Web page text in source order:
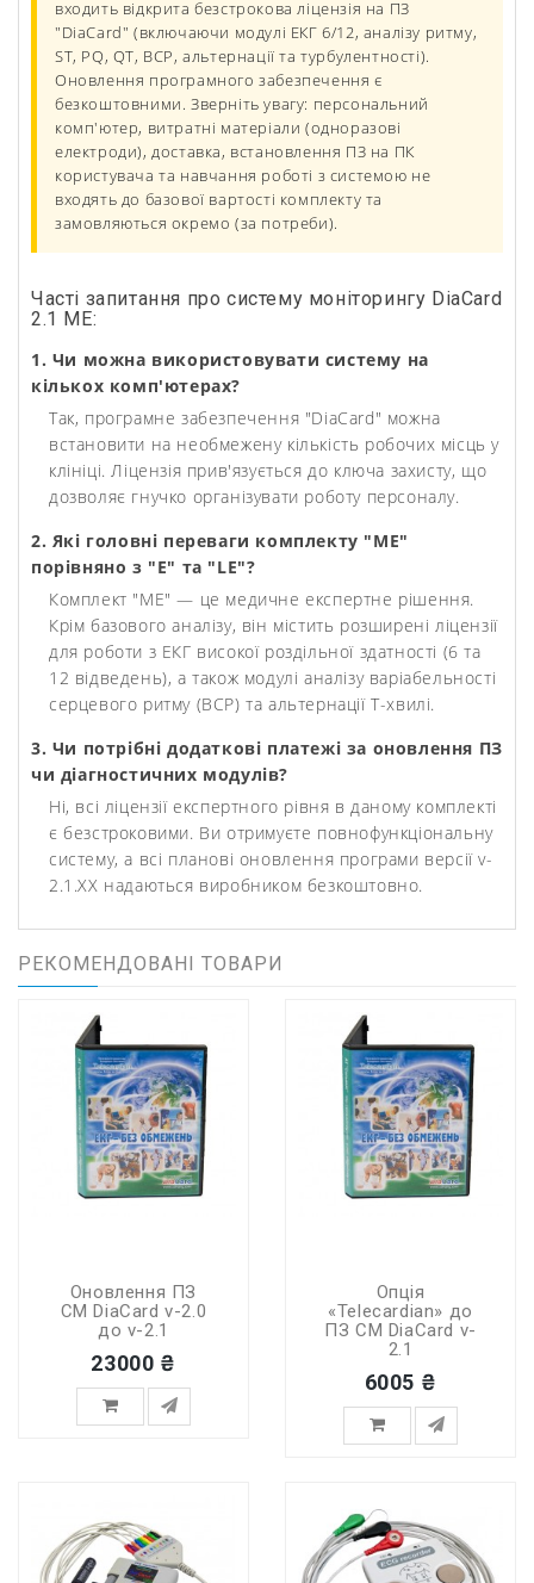
входить відкрита безстрокова ліцензія на ПЗ
"DiaCard" (включаючи модулі ЕКГ 6/12, аналізу ритму,
ST, PQ, QT, ВСР, альтернації та турбулентності).
Оновлення програмного забезпечення є
безкоштовними. Зверніть увагу: персональний
комп'ютер, витратні матеріали (одноразові
електроди), доставка, встановлення ПЗ на ПК
користувача та навчання роботі з системою не
входять до базової вартості комплекту та
замовляються окремо (за потреби).
Часті запитання про систему моніторингу DiaCard
2.1 ME:
1. Чи можна використовувати систему на
кількох комп'ютерах?
Так, програмне забезпечення "DiaCard" можна
встановити на необмежену кількість робочих місць у
клініці. Ліцензія прив'язується до ключа захисту, що
дозволяє гнучко організувати роботу персоналу.
2. Які головні переваги комплекту "ME"
порівняно з "E" та "LE"?
Комплект "ME" — це медичне експертне рішення.
Крім базового аналізу, він містить розширені ліцензії
для роботи з ЕКГ високої роздільної здатності (6 та
12 відведень), а також модулі аналізу варіабельності
серцевого ритму (ВСР) та альтернації Т-хвилі.
3. Чи потрібні додаткові платежі за оновлення ПЗ
чи діагностичних модулів?
Ні, всі ліцензії експертного рівня в даному комплекті
є безстроковими. Ви отримуєте повнофункціональну
систему, а всі планові оновлення програми версії v-
2.1.XX надаються виробником безкоштовно.
РЕКОМЕНДОВАНІ ТОВАРИ
Оновлення ПЗ
СМ DiaCard v-2.0
до v-2.1
23000 ₴
Опція
«Telecardian» до
ПЗ СМ DiaCard v-
2.1
6005 ₴